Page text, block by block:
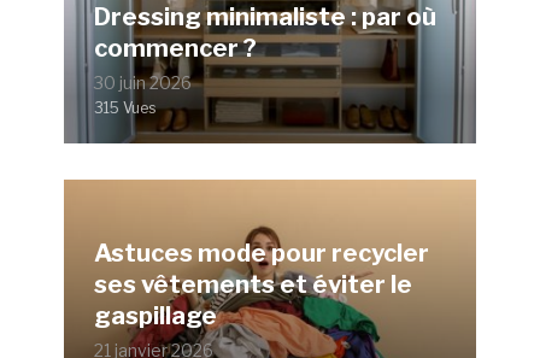
Dressing minimaliste : par où
commencer ?
30 juin 2026
315 Vues
Astuces mode pour recycler
ses vêtements et éviter le
gaspillage
21 janvier 2026